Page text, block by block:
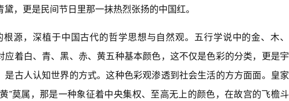
，更是民间节日里那一抹热烈张扬的中国红。
根源，深植于中国古代的哲学思想与自然观。五行学说中的金、木、
应着白、青、黑、赤、黄五种基本颜色，这不仅是色彩的分类，更是宇
是古人认知世界的方式。这种色彩观渗透到社会生活的方方面面。皇家
”莫属，那是一种象征着中央集权、至高无上的颜色，在故宫的飞檐斗